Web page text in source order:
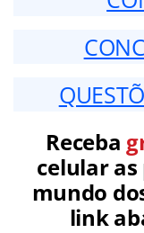
Receba
celular
mundo
link